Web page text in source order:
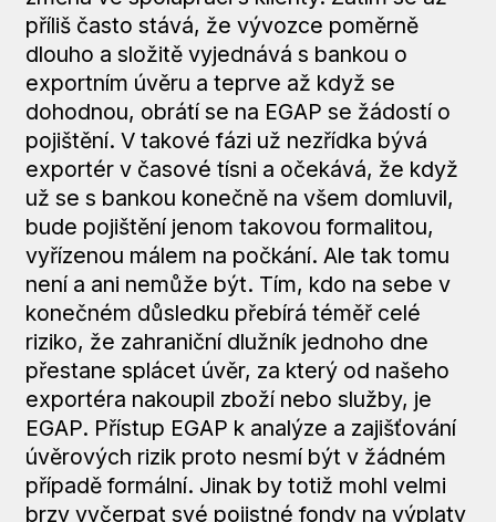
příliš často stává, že vývozce poměrně
dlouho a složitě vyjednává s bankou o
exportním úvěru a teprve až když se
dohodnou, obrátí se na EGAP se žádostí o
pojištění. V takové fázi už nezřídka bývá
exportér v časové tísni a očekává, že když
už se s bankou konečně na všem domluvil,
bude pojištění jenom takovou formalitou,
vyřízenou málem na počkání. Ale tak tomu
není a ani nemůže být. Tím, kdo na sebe v
konečném důsledku přebírá téměř celé
riziko, že zahraniční dlužník jednoho dne
přestane splácet úvěr, za který od našeho
exportéra nakoupil zboží nebo služby, je
EGAP. Přístup EGAP k analýze a zajišťování
úvěrových rizik proto nesmí být v žádném
případě formální. Jinak by totiž mohl velmi
brzy vyčerpat své pojistné fondy na výplaty